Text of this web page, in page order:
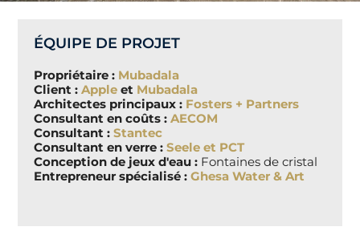
ÉQUIPE DE PROJET
Propriétaire : Mubadala
Client :Apple et Mubadala
Architectes principaux : Fosters + Partners
Consultant en coûts :AECOM
Consultant :Stantec
Consultant en verre :Seele et PCT
Conception de jeux d'eau : Fontaines de cristal
Entrepreneur spécialisé :Ghesa Water & Art